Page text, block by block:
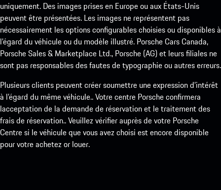
uniquement. Des images prises en Europe ou aux États-Unis
peuvent être présentées. Les images ne représentent pas
nécessairement les options configurables choisies ou disponibles à
l’égard du véhicule ou du modèle illustré. Porsche Cars Canada,
Porsche Sales & Marketplace Ltd., Porsche (AG) et leurs filiales ne
sont pas responsables des fautes de typographie ou autres erreurs.
Plusieurs clients peuvent créer soumettre une expression d’intérêt
à l’égard du même véhicule.. Votre centre Porsche confirmera
lacceptation de la demande de réservation et le traitement des
frais de réservation.. Veuillez vérifier auprès de votre Porsche
Centre si le véhicule que vous avez choisi est encore disponible
pour votre achetez or louer.